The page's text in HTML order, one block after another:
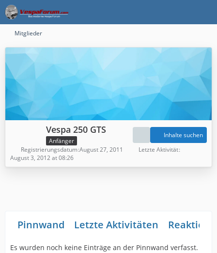
Mitglieder
Vespa 250 GTS
Anfänger
Inhalte suchen
Registrierungsdatum August 27, 2011
Letzte Aktivität
August 3, 2012 at 08:26
Pinnwand Letzte Aktivitäten
Es wurden noch keine Einträge an der Pinnwand verfasst.